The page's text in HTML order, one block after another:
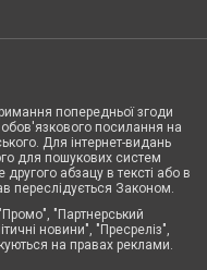
попередньої згоди
посилання на
Для інтернет-видань
для пошукових систем
другого абзацу в тексті або в
переслідується Законом.
"Партнерський
новини", "Пресреліз",
на правах реклами.